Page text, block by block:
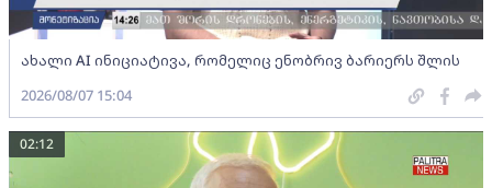
ახალი AI ინიციატივა, რომელიც ენობრივ ბარიერს შლის
2026/08/07 15:04
02:12